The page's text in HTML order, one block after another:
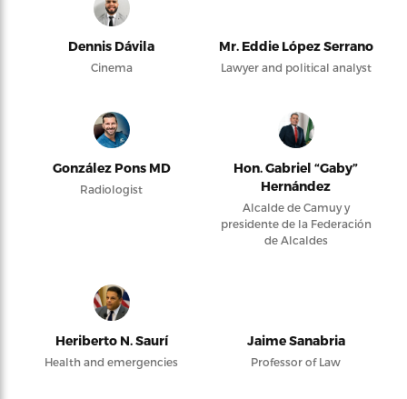
Dennis Dávila
Cinema
Mr. Eddie López Serrano
Lawyer and political analyst
González Pons MD
Radiologist
Hon. Gabriel “Gaby”
Hernández
Alcalde de Camuy y
presidente de la Federación
de Alcaldes
Heriberto N. Saurí
Health and emergencies
Jaime Sanabria
Professor of Law